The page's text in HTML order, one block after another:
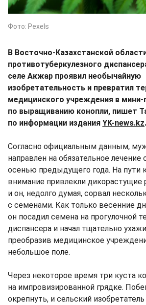
Фото: Pexels
В Восточно-Казахстанской
противотуберкулезного
селе Акжар проявил необычайную
изобретательность и превратил
медицинского учреждения в
по выращиванию конопли, пишет
по информации издания YK-news.kz.
Согласно официальным данным,
направлен на обязательное лечение
осенью предыдущего года. На пути
внимание привлекли дикорастущие
и он, недолго думая, сорвал
с семенами. Как только весенние
он посадил семена на прогулочной
диспансера и начал тщательно
преобразив медицинское
небольшое поле.
Через некоторое время три куста
на импровизированной грядке.
окрепнуть, и сельский